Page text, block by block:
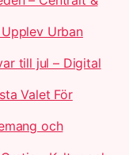
Urban
till jul – Digital
Valet För
och